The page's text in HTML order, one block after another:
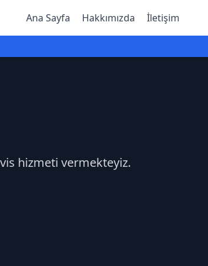
Ana Sayfa Hakkımızda İletişim
hizmeti vermekteyiz.